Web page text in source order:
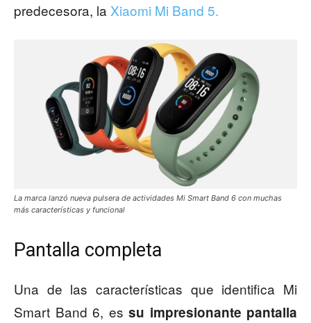
predecesora, la Xiaomi Mi Band 5.
La marca lanzó nueva pulsera de actividades Mi Smart Band 6 con muchas
más características y funcional
Pantalla completa
Una de las características que identifica Mi
Smart Band 6, es su impresionante pantalla